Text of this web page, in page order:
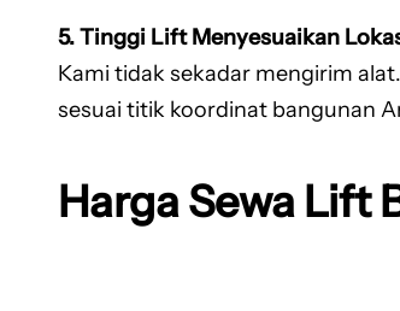
5. Tinggi Lift Menyesuaikan
Kami tidak sekadar mengirim
sesuai titik koordinat bangunan
Harga Sewa Lift